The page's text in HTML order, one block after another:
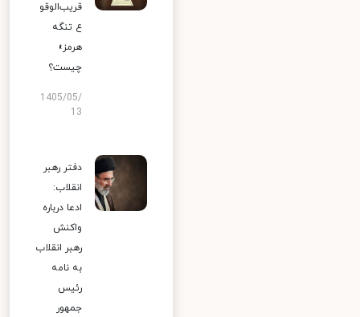
قریب‌الوقو
ع تنگه
هرمز»
چیست؟
1405/05/
13
دفتر رهبر
انقلاب:
ادعا درباره
واکنش
رهبر انقلاب
به نامه
رئیس
جمهور